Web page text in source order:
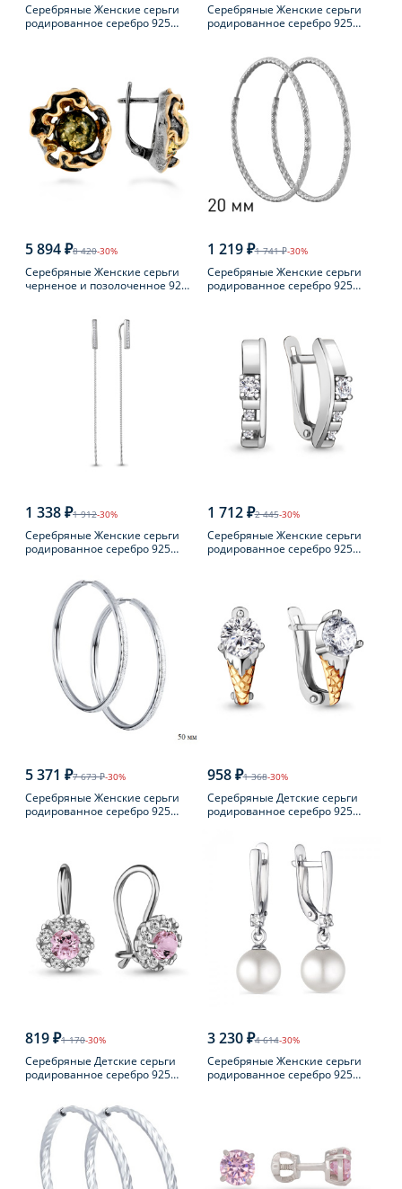
Серебряные Женские серьги
родированное серебро 925
Серебряные Женские серьги
родированное серебро 925
5 894 ₽8 420-30%
Серебряные Женские серьги
черненое и позолоченное 925
1 219 ₽1 741 ₽-30%
Серебряные Женские серьги
родированное серебро 925
1 338 ₽1 912-30%
Серебряные Женские серьги
родированное серебро 925
1 712 ₽2 445-30%
Серебряные Женские серьги
родированное серебро 925
5 371 ₽7 673 ₽-30%
Серебряные Женские серьги
родированное серебро 925
958 ₽1 368-30%
Серебряные Детские серьги
родированное серебро 925
819 ₽1 170-30%
Серебряные Детские серьги
родированное серебро 925
3 230 ₽4 614-30%
Серебряные Женские серьги
родированное серебро 925